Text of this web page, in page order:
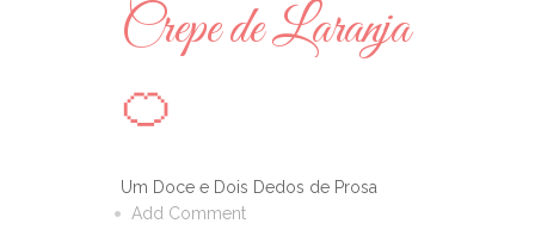
Crepe de Laranja
🍊
Um Doce e Dois Dedos de Prosa
Add Comment